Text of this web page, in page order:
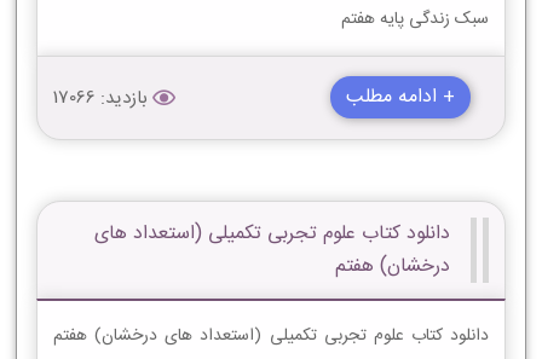
سبک زندگی پایه هفتم
+ ادامه مطلب بازدید: 17066
دانلود کتاب علوم تجربی تکمیلی (استعداد های
درخشان) هفتم
دانلود کتاب علوم تجربی تکمیلی (استعداد های درخشان) هفتم